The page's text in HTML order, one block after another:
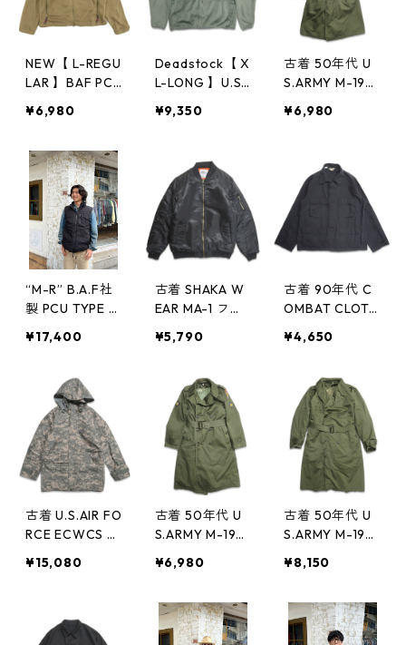
円寺 ビンテー
ジ
NEW【 L-REGU
LAR 】BAF PCU
ALAMUTE マラ
ースジャケット
コヨーテ ミリ
タリー サイズ
表記：L-REGUL
AR gd013
¥6,980
Deadstock【 X
L-LONG 】U.S.
GEN3 フリース
リタリー 米軍
デッドストック
gd004n
¥9,350
古着 50年代 U
S.ARMY M-195
ト ミリタリー
記：S-SHORT
gd408533n
w60205
¥6,980
“M-R” B.A.F社
製 PCU TYPE E
EVEL 7 プリマ
黒 ブラック ミ
リタリー “未使
用品” 古着 古着
屋 高円寺 ビン
テージ n41019
TS5
¥17,400
古着 SHAKA W
EAR MA-1 フラ
ミリタリー バ
ブラック 表
記：S gd407
824n w51121
¥5,790
古着 90年代 C
OMBAT CLOTH
ー BDUジャケ
ドジャケット
ブラック 表
記：XL-LONG
gd406967n
w50819
¥4,650
古着 U.S.AIR FO
RCE ECWCS G
S ABU デジタル
ミリタリー 表
¥15,080
古着 50年代 U
S.ARMY M-195
ト ライナー付
カーキ 米軍 表
記：S-REGULA
¥6,980
古着 50年代 U
S.ARMY M-195
ト ライナー付
カーキ 米軍 表
記：LARGE LO
¥8,150